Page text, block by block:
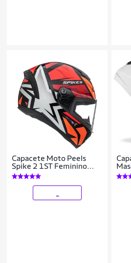
Capacete Moto Peels
Spike 2 1ST Feminino
Masculino